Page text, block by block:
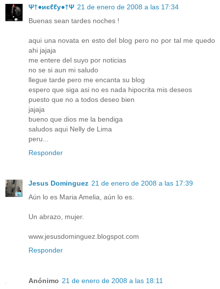
Ψ†●иєℓℓу●†Ψ 21 de enero de 2008 a las 17:34
Buenas sean tardes noches !
aqui una novata en esto del blog pero no por tal me quedo
ahi jajaja
me entere del suyo por noticias
no se si aun mi saludo
llegue tarde pero me encanta su blog
espero que siga asi no es nada hipocrita mis deseos
puesto que no a todos deseo bien
jajaja
bueno que dios me la bendiga
saludos aqui Nelly de Lima
peru...
Responder
Jesus Dominguez 21 de enero de 2008 a las 17:39
Aún lo es Maria Amelia, aún lo es.
Un abrazo, mujer.
www.jesusdominguez.blogspot.com
Responder
Anónimo 21 de enero de 2008 a las 18:11